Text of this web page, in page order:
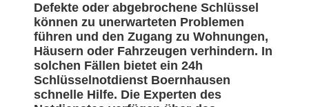
Defekte oder abgebrochene Schlüssel
können zu unerwarteten Problemen
führen und den Zugang zu Wohnungen,
Häusern oder Fahrzeugen verhindern. In
solchen Fällen bietet ein 24h
Schlüsselnotdienst Boernhausen
schnelle Hilfe. Die Experten des